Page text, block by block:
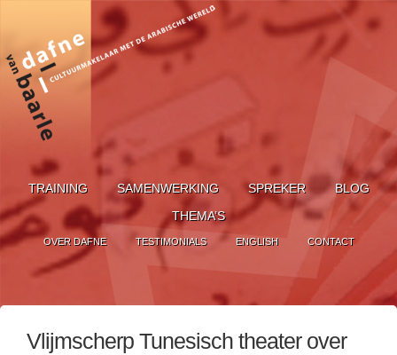
TRAINING SAMENWERKING SPREKER
BLOG
THEMA’S
OVER DAFNE TESTIMONIALS ENGLISH CONTACT
Vlijmscherp Tunesisch theater over